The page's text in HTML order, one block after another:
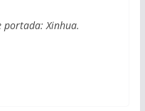
portada: Xinhua.